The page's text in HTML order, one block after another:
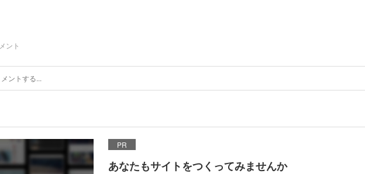
ント
PR
あなたもサイトをつくってみませんか